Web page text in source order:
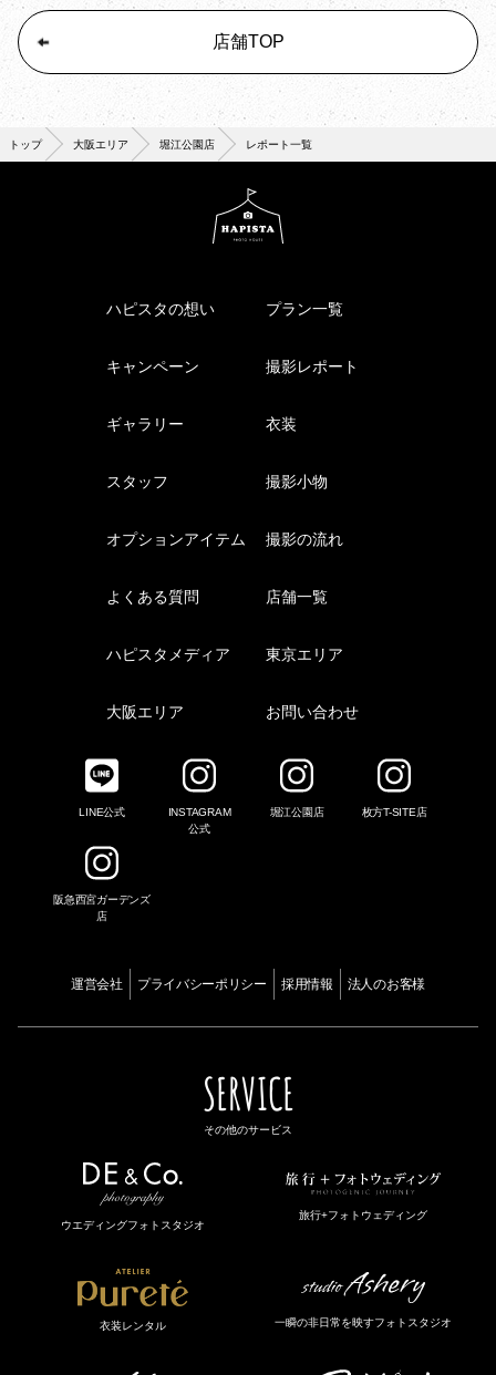
店舗TOP
トップ 大阪エリア 堀江公園店 レポート一覧
ハピスタの想い プラン一覧
キャンペーン 撮影レポート
ギャラリー 衣装
スタッフ 撮影小物
オプションアイテム 撮影の流れ
よくある質問 店舗一覧
ハピスタメディア 東京エリア
大阪エリア お問い合わせ
LINE公式
INSTAGRAM
公式
堀江公園店 枚方T-SITE店
阪急西宮ガーデンズ
店
運営会社 プライバシーポリシー 採用情報 法人のお客様
SERVICE
その他のサービス
ウエディングフォトスタジオ
旅行+フォトウェディング
衣装レンタル 一瞬の非日常を映すフォトスタジオ